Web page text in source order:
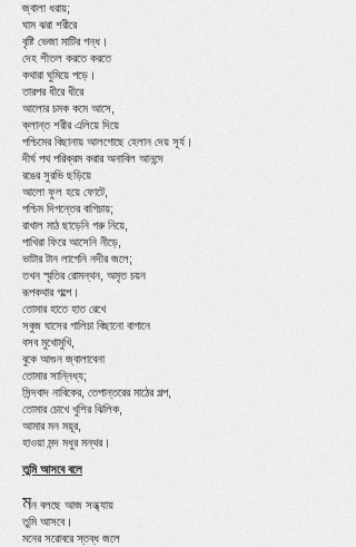
জ্বালা ধরায়;
ঘাম ঝরা শরীরে
বৃষ্টি ভেজা মাটির গন্ধ।
দেহ শীতল করতে করতে
কথারা ঘুমিয়ে পড়ে।
তারপর ধীরে ধীরে
আলোর চমক কমে আসে,
ক্লান্ত শরীর এলিয়ে দিয়ে
পশ্চিমের বিছানায় আলগোছে হেলান দেয় সূর্য।
দীর্ঘ পথ পরিক্রম করার অনাবিল আনন্দে
রঙের সুরভি ছড়িয়ে
আলো ফুল হয়ে ফোটে,
পশ্চিম দিগন্তের বাগিচায়;
রাখাল মাঠ ছাড়েনি গরু নিয়ে,
পাখিরা ফিরে আসেনি নীড়ে,
ভাটার টান লাগেনি নদীর জলে;
তখন স্মৃতির রোমন্থন, অমৃত চয়ন
রূপকথার গল্পে।
তোমার হাতে হাত রেখে
সবুজ ঘাসের গালিচা বিছানো বাগানে
বসব মুখোমুখি,
বুকে আগুন জ্বালাবেনা
তোমার সান্নিধ্য;
সিন্দবাদ নাবিকের, তেপান্তরের মাঠের গল্প,
তোমার চোখে খুশির ঝিলিক,
আমার মন ময়ূর,
হাওয়া মন্দ মধুর মন্থর।
তুমি আসবে বলে
মন বলছে আজ সন্ধ্যায়
তুমি আসবে।
মনের সরোবরে স্তব্ধ জলে